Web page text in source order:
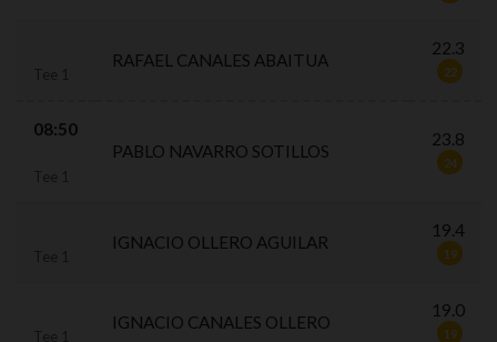
RAFAEL CANALES ABAITUA
22.3
22
08:50
PABLO NAVARRO SOTILLOS
23.8
24
IGNACIO OLLERO AGUILAR
19.4
19
IGNACIO CANALES OLLERO
19.0
19